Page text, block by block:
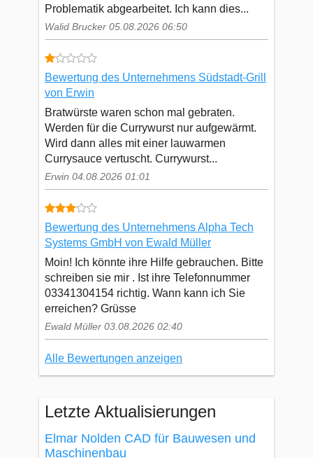
Problematik abgearbeitet. Ich kann dies...
Walid Brucker 05.08.2026 06:50
Bewertung des Unternehmens Südstadt-Grill
von Erwin
Bratwürste waren schon mal gebraten.
Werden für die Currywurst nur aufgewärmt.
Wird dann alles mit einer lauwarmen
Currysauce vertuscht. Currywurst...
Erwin 04.08.2026 01:01
Bewertung des Unternehmens Alpha Tech
Systems GmbH von Ewald Müller
Moin! Ich könnte ihre Hilfe gebrauchen. Bitte
schreiben sie mir . Ist ihre Telefonnummer
03341304154 richtig. Wann kann ich Sie
erreichen? Grüsse
Ewald Müller 03.08.2026 02:40
Alle Bewertungen anzeigen
Letzte Aktualisierungen
Elmar Nolden CAD für Bauwesen und
Maschinenbau